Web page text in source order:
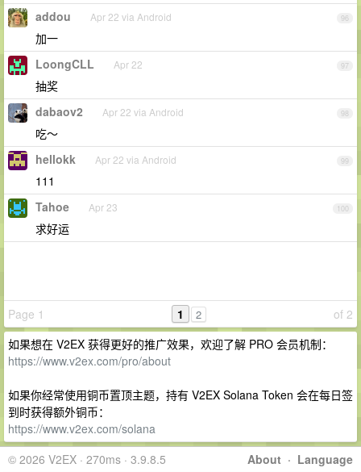
96
addou Apr 22 via Android
加一
97
LoongCLL Apr 22
抽奖
98
dabaov2 Apr 22 via Android
吃～
99
hellokk Apr 22 via Android
111
100
Tahoe Apr 23
求好运
Page 1 of 2
1 2
如果想在 V2EX 获得更好的推广效果，欢迎了解 PRO 会员机制：
https://www.v2ex.com/pro/about
如果你经常使用铜币置顶主题，持有 V2EX Solana Token 会在每日签
到时获得额外铜币：
https://www.v2ex.com/solana
About · Language
© 2026 V2EX · 270ms · 3.9.8.5